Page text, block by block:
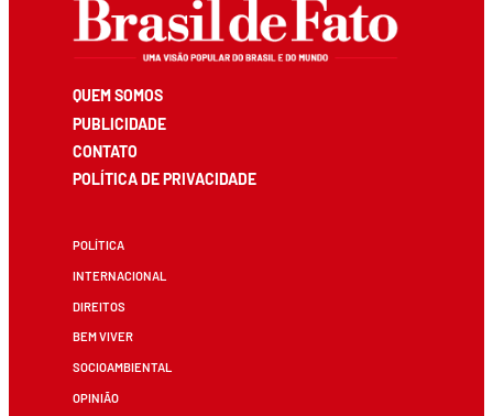
QUEM SOMOS
PUBLICIDADE
CONTATO
POLÍTICA DE PRIVACIDADE
POLÍTICA
INTERNACIONAL
DIREITOS
BEM VIVER
SOCIOAMBIENTAL
OPINIÃO